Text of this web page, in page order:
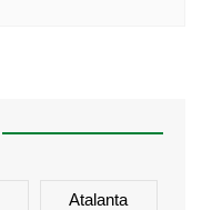
Atalanta